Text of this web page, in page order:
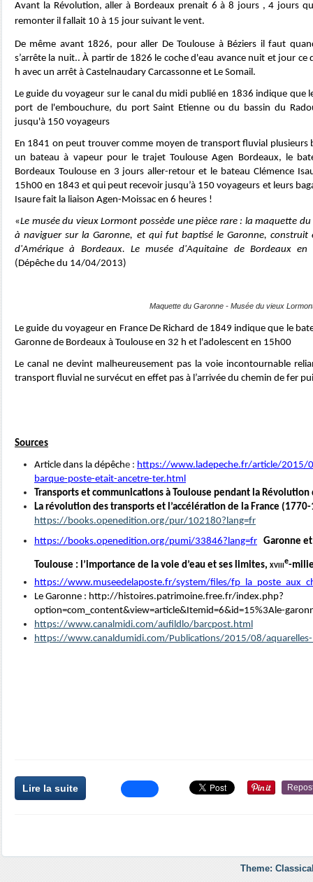
Avant la Révolution, aller à Bordeaux prenait 6 à 8 jours , 4 jours
remonter il fallait 10 à 15 jour suivant le vent.
De même avant 1826, pour aller De Toulouse à Béziers il faut
s’arrête la nuit.. À partir de 1826 le coche d'eau avance nuit et jour ce
h avec un arrêt à Castelnaudary Carcassonne et Le Somail.
Le guide du voyageur sur le canal du midi publié en 1836 indique que
port de l'embouchure, du port Saint Etienne ou du bassin du
jusqu'à 150 voyageurs
En 1841 on peut trouver comme moyen de transport fluvial plusieurs
un bateau à vapeur pour le trajet Toulouse Agen Bordeaux, le
Bordeaux Toulouse en 3 jours aller-retour et le bateau Clémence
15h00 en 1843 et qui peut recevoir jusqu’à 150 voyageurs et leurs
Isaure fait la liaison Agen-Moissac en 6 heures !
«Le musée du vieux Lormont possède une pièce rare : la maquette
à naviguer sur la Garonne, et qui fut baptisé le Garonne,
d'Amérique à Bordeaux. Le musée d'Aquitaine de Bordeaux en
(Dépêche du 14/04/2013)
Maquette du Garonne - Musée du vieux
Le guide du voyageur en France De Richard de 1849 indique que le
Garonne de Bordeaux à Toulouse en 32 h et l'adolescent en 15h00
Le canal ne devint malheureusement pas la voie incontournable
transport fluvial ne survécut en effet pas à l’arrivée du chemin de fer
Sources
Article dans la dépêche : https://www.ladepeche.fr/article/
barque-poste-etait-ancetre-ter.html
Transports et communications à Toulouse pendant la
La révolution des transports et l’accélération de la France
https://books.openedition.org/pur/102180?lang=fr
https://books.openedition.org/pumi/33846?lang=fr Garonne et
Toulouse : l’importance de la voie d’eau et ses limites, xviiie-
https://www.museedelaposte.fr/system/files/
Le Garonne : http://histoires.patrimoine.free.fr/index.php?
option=com_content&view=article&Itemid=6&id=15%3Ale-
https://www.canalmidi.com/aufildlo/barcpost.html
https://www.canaldumidi.com/Publications/2015/08/
Lire la suite
Theme: